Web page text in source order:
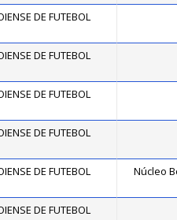
DE FUTEBOL
DE FUTEBOL
DE FUTEBOL
DE FUTEBOL
DE FUTEBOL
Núcleo
DE FUTEBOL